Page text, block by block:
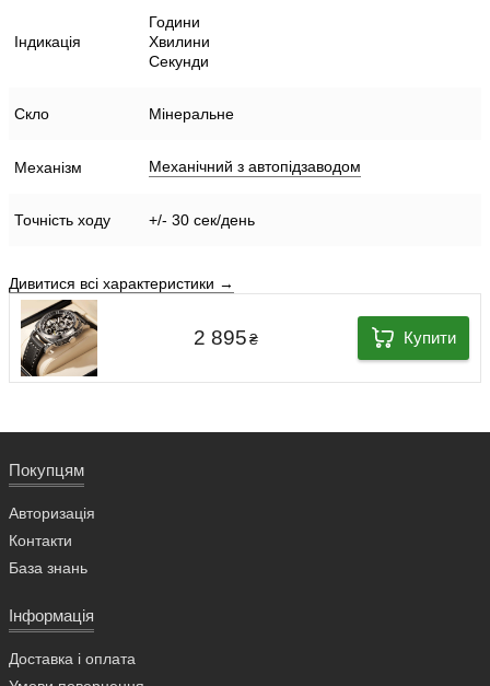
Індикація
Години
Хвилини
Секунди
Скло Мінеральне
Механізм Механічний з автопідзаводом
Точність ходу +/- 30 сек/день
Дивитися всі характеристики →
2 895₴ Купити
Покупцям
Авторизація
Контакти
База знань
Інформація
Доставка і оплата